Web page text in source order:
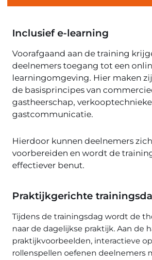
Inclusief e-learning
Voorafgaand aan de training
deelnemers toegang tot een
learningomgeving. Hier maken
de basisprincipes van
gastheerschap,
gastcommunicatie.
Hierdoor kunnen deelnemers
voorbereiden en wordt de
effectiever benut.
Praktijkgerichte
Tijdens de trainingsdag wordt de
naar de dagelijkse praktijk. Aan de
praktijkvoorbeelden, interactieve
rollenspellen oefenen deelnemers